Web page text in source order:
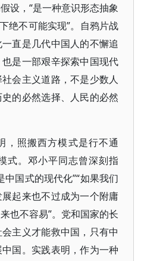
设，“是一种意识形态抽象
绝不可能实现”。自鸦片战
直是几代中国人的不懈追
是一部艰辛探索中国现代
会主义道路，不是少数人
的必然选择、人民的必然
，照搬西方模式是行不通
式。邓小平同志曾深刻指
国式的现代化”“如果我们
起来也不过成为一个附庸
也不容易”。党和国家的长
主义才能救中国，只有中
国。实践表明，作为一种